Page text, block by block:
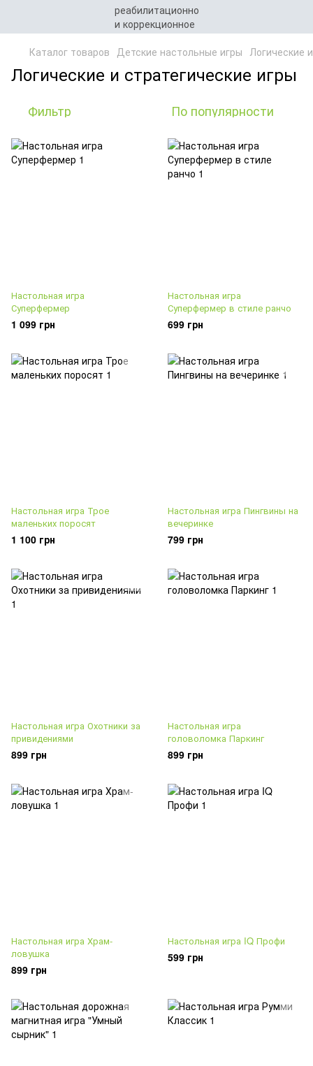
Каталог товаров Детские настольные игры Логические
Логические и стратегические игры
Фильтр По популярности
Настольная игра
Суперфермер
1 099 грн
Настольная игра
Суперфермер в стиле ранчо
699 грн
Настольная игра Трое
маленьких поросят
1 100 грн
Настольная игра Пингвины на
вечеринке
799 грн
Настольная игра Охотники за
привидениями
899 грн
Настольная игра
головоломка Паркинг
899 грн
Настольная игра Храм-
ловушка
899 грн
Настольная игра IQ Профи
599 грн